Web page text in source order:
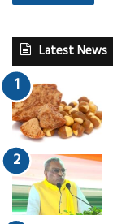
Latest News